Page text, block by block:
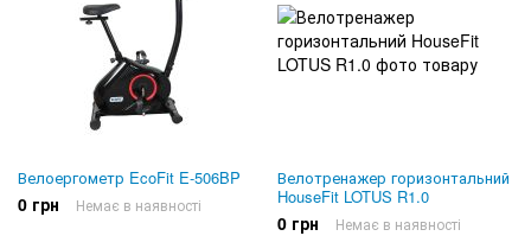
Велоергометр EcoFit E-506BP
0 грн Немає в наявності
Велотренажер горизонтальний
HouseFit LOTUS R1.0
0 грн Немає в наявності